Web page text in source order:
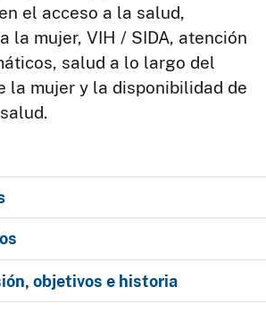
objetivos e historia
el acceso a la salud,
la mujer, VIH / SIDA, atención
salud a lo largo del
la mujer y la disponibilidad de